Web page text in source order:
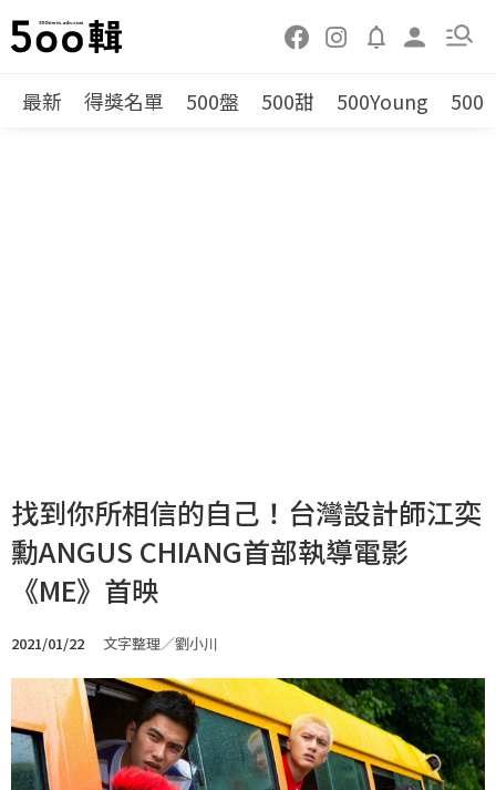
最新 得獎名單 500盤 500甜 500Young 500
找到你所相信的自己！台灣設計師江奕
勳ANGUS CHIANG首部執導電影
《ME》首映
2021/01/22 文字整理／劉小川